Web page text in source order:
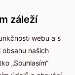
záleží
webu a s
obsahu našich
„Souhlasím“